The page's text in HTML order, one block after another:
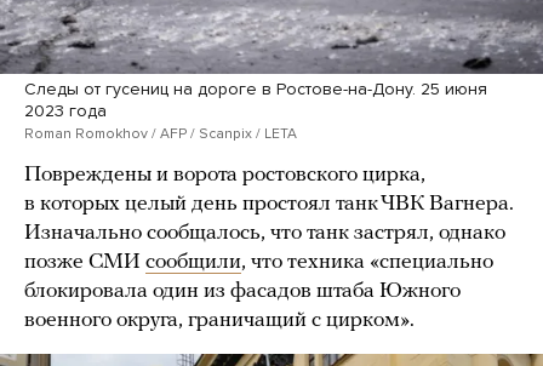
Следы от гусениц на дороге в Ростове-на-Дону. 25 июня
2023 года
Roman Romokhov / AFP / Scanpix / LETA
Повреждены и ворота ростовского цирка,
в которых целый день простоял танк ЧВК Вагнера.
Изначально сообщалось, что танк застрял, однако
позже СМИ сообщили, что техника «специально
блокировала один из фасадов штаба Южного
военного округа, граничащий с цирком».